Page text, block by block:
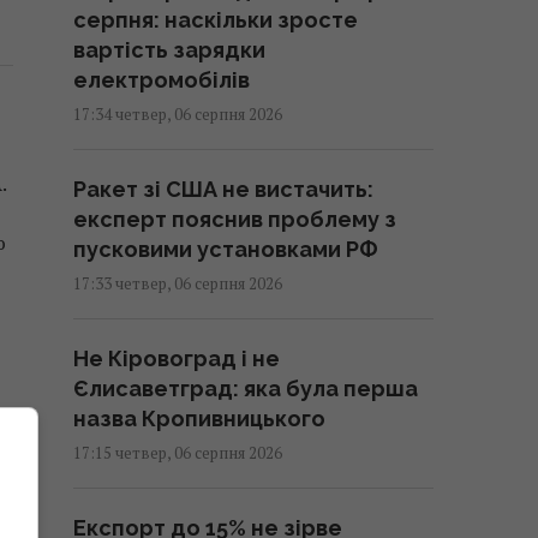
серпня: наскільки зросте
вартість зарядки
електромобілів
17:34 четвер, 06 серпня 2026
Ракет зі США не вистачить:
експерт пояснив проблему з
пусковими установками РФ
17:33 четвер, 06 серпня 2026
Не Кіровоград і не
Єлисаветград: яка була перша
назва Кропивницького
17:15 четвер, 06 серпня 2026
Експорт до 15% не зірве